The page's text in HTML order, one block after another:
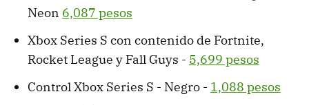
Neon 6,087 pesos
Xbox Series S con contenido de Fortnite,
Rocket League y Fall Guys - 5,699 pesos
Control Xbox Series S - Negro - 1,088 pesos